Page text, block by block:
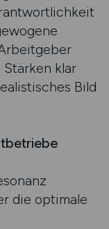
klar
Bild
die optimale